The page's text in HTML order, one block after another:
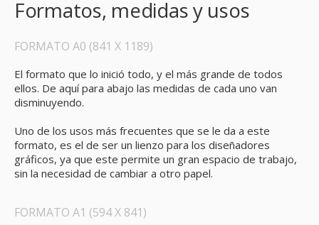
Formatos, medidas y usos
FORMATO A0 (841 X 1189)
El formato que lo inició todo, y el más grande de todos
ellos. De aquí para abajo las medidas de cada uno van
disminuyendo.
Uno de los usos más frecuentes que se le da a este
formato, es el de ser un lienzo para los diseñadores
gráficos, ya que este permite un gran espacio de trabajo,
sin la necesidad de cambiar a otro papel.
FORMATO A1 (594 X 841)